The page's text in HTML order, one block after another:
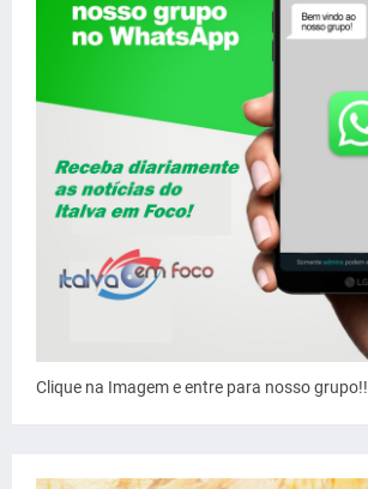
Clique na Imagem e entre para nosso grupo!!